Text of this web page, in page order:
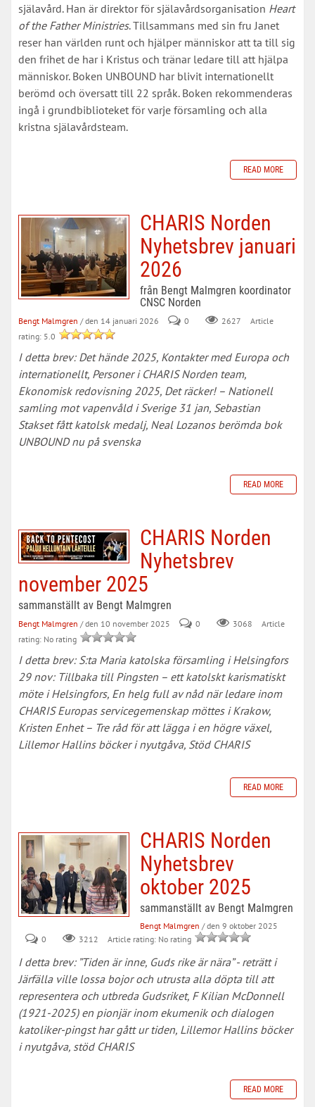
själavård. Han är direktor för själavårdsorganisation Heart
of the Father Ministries. Tillsammans med sin fru Janet
reser han världen runt och hjälper människor att ta till sig
den frihet de har i Kristus och tränar ledare till att hjälpa
människor. Boken UNBOUND har blivit internationellt
berömd och översatt till 22 språk. Boken rekommenderas
ingå i grundbiblioteket för varje församling och alla
kristna själavårdsteam. ​
READ MORE
CHARIS Norden
Nyhetsbrev januari
2026
från Bengt Malmgren koordinator
CNSC Norden
Bengt Malmgren / den 14 januari 2026 0 2627
Article
rating: 5.0
I detta brev: Det hände 2025, Kontakter med Europa och
internationellt, Personer i CHARIS Norden team,
Ekonomisk redovisning 2025, Det räcker! – Nationell
samling mot vapenvåld i Sverige 31 jan, Sebastian
Stakset fått katolsk medalj, Neal Lozanos berömda bok
UNBOUND nu på svenska
READ MORE
CHARIS Norden
Nyhetsbrev
november 2025
sammanställt av Bengt Malmgren
Bengt Malmgren / den 10 november 2025 0 3068
Article
rating: No rating
I detta brev: S:ta Maria katolska församling i Helsingfors
29 nov: Tillbaka till Pingsten – ett katolskt karismatiskt
möte i Helsingfors, En helg full av nåd när ledare inom
CHARIS Europas servicegemenskap möttes i Krakow,
Kristen Enhet – Tre råd för att lägga i en högre växel,
Lillemor Hallins böcker i nyutgåva, Stöd CHARIS
READ MORE
CHARIS Norden
Nyhetsbrev
oktober 2025
sammanställt av Bengt Malmgren
Bengt Malmgren / den 9 oktober 2025
0
3212 Article rating: No rating
I detta brev: ”Tiden är inne, Guds rike är nära” - reträtt i
Järfälla ville lossa bojor och utrusta alla döpta till att
representera och utbreda Gudsriket, F Kilian McDonnell
(1921-2025) en pionjär inom ekumenik och dialogen
katoliker-pingst har gått ur tiden, Lillemor Hallins böcker
i nyutgåva, stöd CHARIS
READ MORE